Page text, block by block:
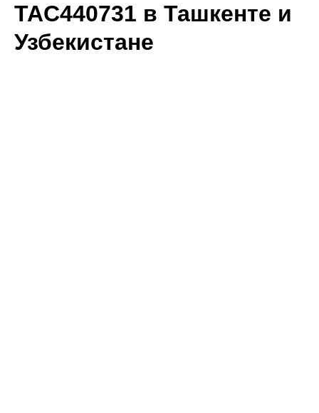
TAC440731 в Ташкенте и
Узбекистане